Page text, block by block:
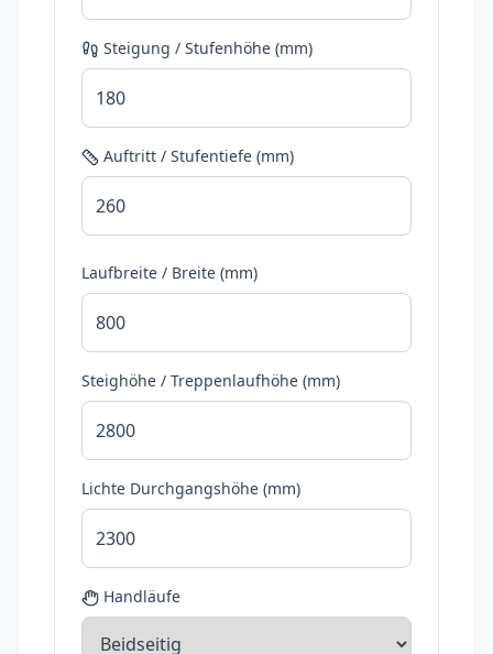
Steigung / Stufenhöhe (mm)
Auftritt / Stufentiefe (mm)
Laufbreite / Breite (mm)
Steighöhe / Treppenlaufhöhe (mm)
Lichte Durchgangshöhe (mm)
Handläufe